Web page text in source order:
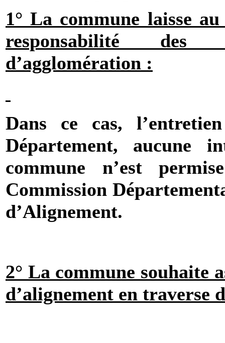
1° La commune laisse
responsabilité des
d’agglomération :
Dans ce cas,
Département,
commune n’est
Commission
d’Alignement.
2° La commune souhaite
d’alignement en traverse